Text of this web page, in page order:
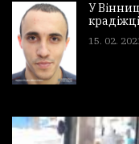
У
крадіжці
15. 02.